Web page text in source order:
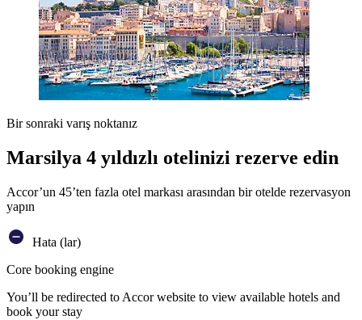
Bir sonraki varış noktanız
Marsilya 4 yıldızlı otelinizi rezerve edin
Accor’un 45’ten fazla otel markası arasından bir otelde rezervasyon
yapın
Hata (lar)
Core booking engine
You’ll be redirected to Accor website to view available hotels and
book your stay